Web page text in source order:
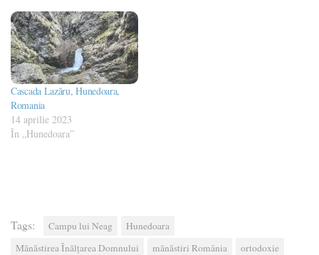
Cascada Lazăru, Hunedoara,
Romania
14 aprilie 2023
În „Hunedoara”
Tags: Campu lui Neag
Hunedoara
Mănăstirea Înălțarea Domnului
mănăstiri România
ortodoxie